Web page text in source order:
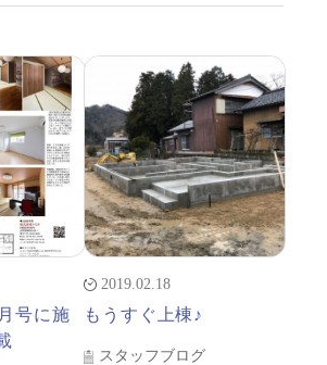
号に施
2019.02.18
もうすぐ上棟♪
スタッフブログ